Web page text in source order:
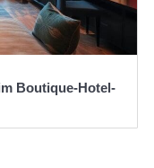
Boutique-Hotel-